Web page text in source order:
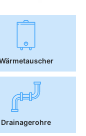
Drainagerohre